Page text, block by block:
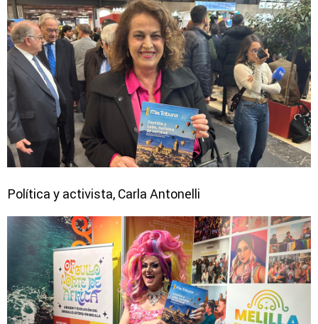
Política y activista, Carla Antonelli